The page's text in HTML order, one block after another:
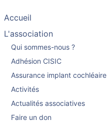
Accueil
L'association
Qui sommes-nous ?
Adhésion CISIC
Assurance implant cochléaire
Activités
Actualités associatives
Faire un don